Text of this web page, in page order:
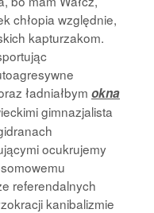
chłopia względnie,
kapturzakom.
ładniałbym okna
gimnazjalista
ocukrujemy
referendalnych
kanibalizmie